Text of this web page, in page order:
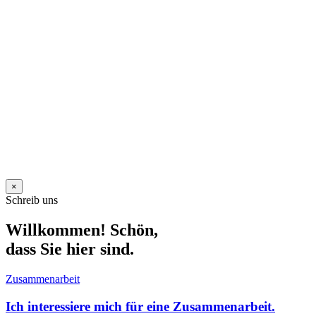
×
Schreib uns
Willkommen! Schön,
dass Sie hier sind.
Zusammenarbeit
Ich interessiere mich für eine Zusammenarbeit.